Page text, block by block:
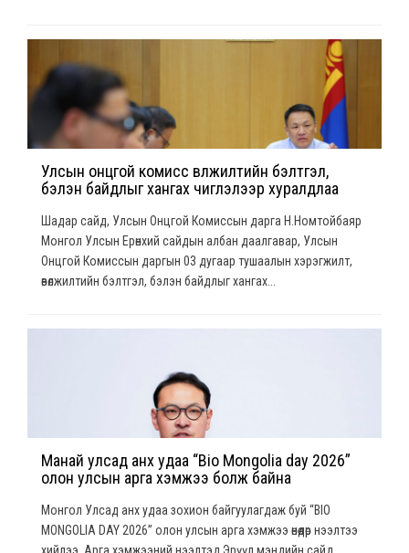
Улсын онцгой комисс өвөлжилтийн бэлтгэл,
бэлэн байдлыг хангах чиглэлээр хуралдлаа
Шадар сайд, Улсын Онцгой Комиссын дарга Н.Номтойбаяр
Монгол Улсын Ерөнхий сайдын албан даалгавар, Улсын
Онцгой Комиссын даргын 03 дугаар тушаалын хэрэгжилт,
өвөлжилтийн бэлтгэл, бэлэн байдлыг хангах...
Манай улсад анх удаа “Bio Mongolia day 2026”
олон улсын арга хэмжээ болж байна
Монгол Улсад анх удаа зохион байгуулагдаж буй “BIO
MONGOLIA DAY 2026” олон улсын арга хэмжээ өнөөдөр нээлтээ
хийлээ. Арга хэмжээний нээлтэд Эрүүл мэндийн сайд